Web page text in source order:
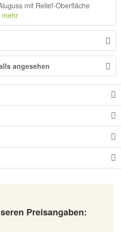
mit Relief-Oberfläche
mehr
angesehen
Preisangaben: